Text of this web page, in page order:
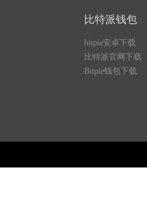
比特派钱包
bitpie安卓下载
比特派官网下载
Bitpie钱包下载